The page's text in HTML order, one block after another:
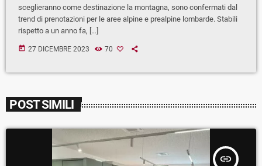
sceglieranno come destinazione la montagna, sono confermati dal
trend di prenotazioni per le aree alpine e prealpine lombarde. Stabili
rispetto a un anno fa, […]
today 27 DICEMBRE 2023 70
POST SIMILI
insert_link